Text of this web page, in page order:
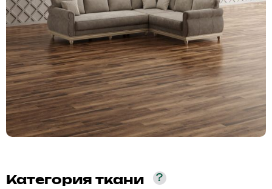
Категория ткани ?